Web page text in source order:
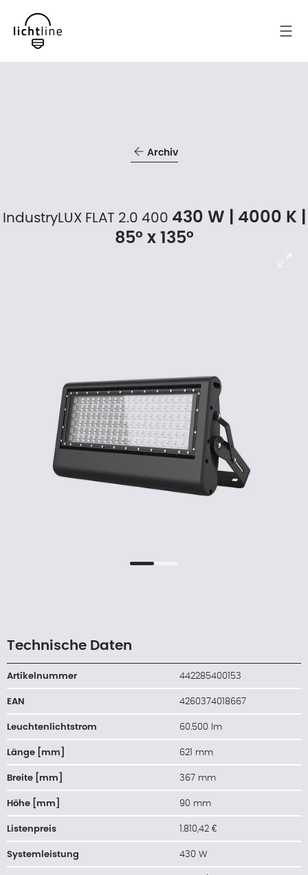
Archiv
IndustryLUX FLAT 2.0 400 430 W | 4000 K |
85° x 135°
Technische Daten
Artikelnummer 442285400153
EAN 4260374018667
Leuchtenlichtstrom 60.500 lm
Länge [mm] 621 mm
Breite [mm] 367 mm
Höhe [mm] 90 mm
Listenpreis 1.810,42 €
Systemleistung 430 W